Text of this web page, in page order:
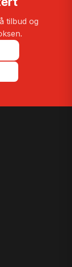
tilbud og